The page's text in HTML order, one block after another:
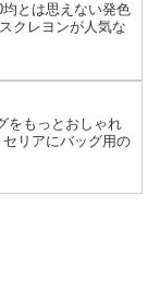
とは思えない発色
クレヨンが人気な
をもっとおしゃれ
リアにバッグ用の